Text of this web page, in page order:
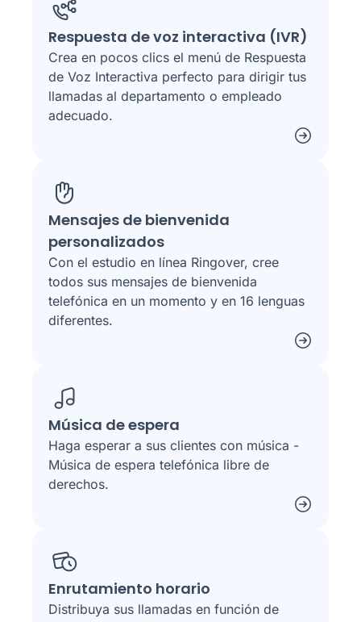
Respuesta de voz interactiva (IVR)
Crea en pocos clics el menú de Respuesta
de Voz Interactiva perfecto para dirigir tus
llamadas al departamento o empleado
adecuado.
Mensajes de bienvenida
personalizados
Con el estudio en línea Ringover, cree
todos sus mensajes de bienvenida
telefónica en un momento y en 16 lenguas
diferentes.
Música de espera
Haga esperar a sus clientes con música -
Música de espera telefónica libre de
derechos.
Enrutamiento horario
Distribuya sus llamadas en función de